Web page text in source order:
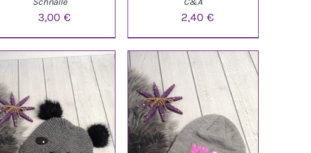
IN DEN WARENKORB
/
DETAILS
3,00€
IN DEN WARENKORB
DETAILS
2,40€